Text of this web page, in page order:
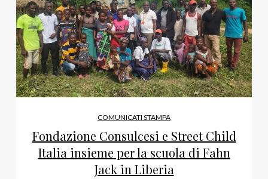
COMUNICATI STAMPA
Fondazione Consulcesi e Street Child
Italia insieme per la scuola di Fahn
Jack in Liberia